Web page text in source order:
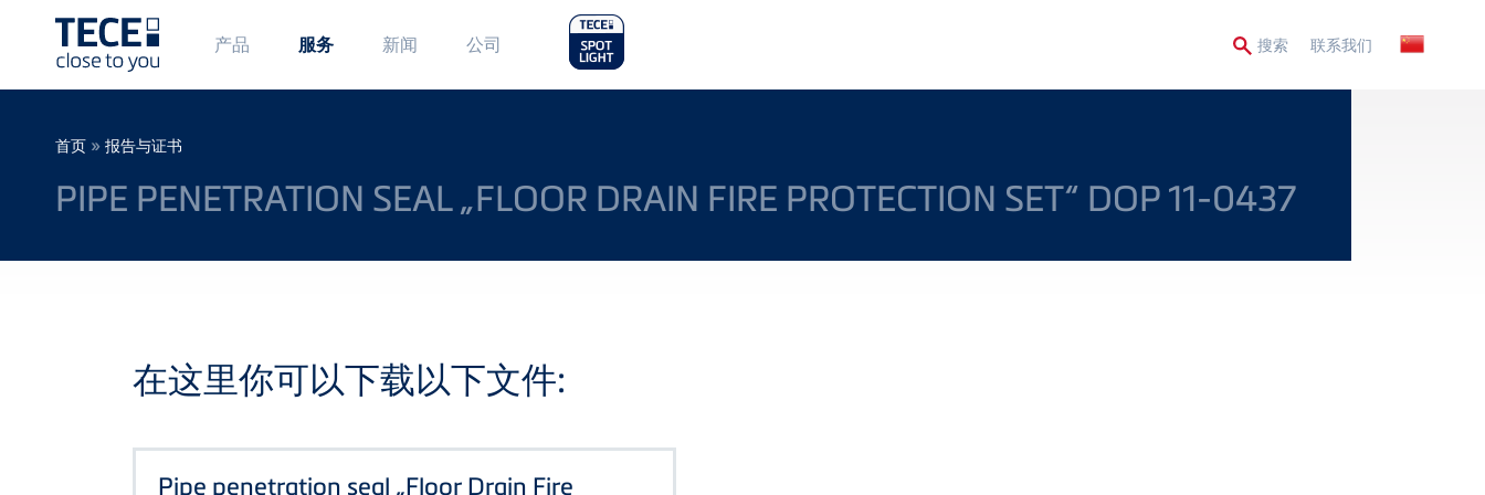
Main
Menü
1
产品 服务 新闻 Main
Menu
2
公司 搜索Secondary
Menu
联系我们
Breadcrumb
首页 » 报告与证书
PIPE PENETRATION SEAL „FLOOR DRAIN FIRE PROTECTION SET“ DOP 11-0437
在这里你可以下载以下文件:
Pipe penetration seal „Floor Drain Fire